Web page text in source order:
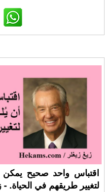
اقتباس واحد صحيح
لتغيير طريقهم في الحياة. -